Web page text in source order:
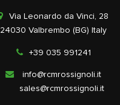
Via Leonardo da Vinci, 28
24030 Valbrembo (BG) Italy
+39 035 991241
info@rcmrossignoli.it
sales@rcmrossignoli.it